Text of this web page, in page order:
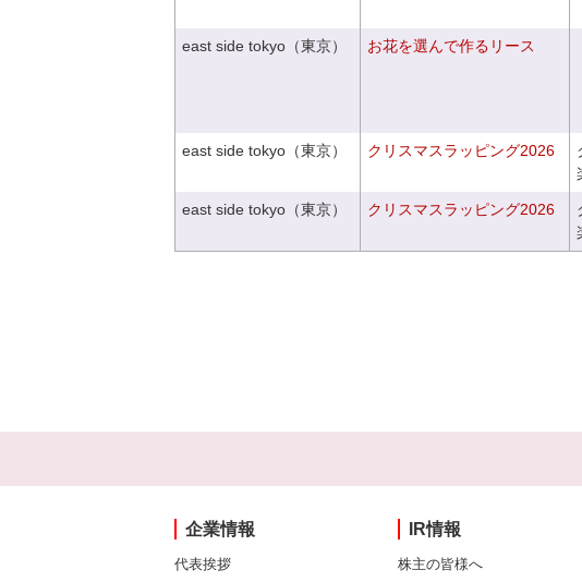
east side tokyo（東京） お花を選んで作るリース
east side tokyo（東京） クリスマスラッピング2026
east side tokyo（東京） クリスマスラッピング2026
企業情報
代表挨拶
IR情報
株主の皆様へ